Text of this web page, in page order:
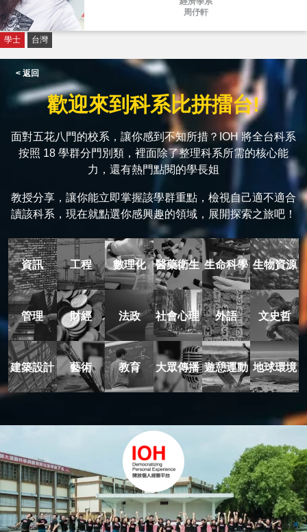
周伃軒
學士 台灣
< 返回
歡迎來到科系比拼擂台!
面對五花八門的校系，讓你感到不知所措？IOH 將全台科系
按照 18 學群分門別類，裡面除了整理科系所需的核心能
力，還有熱門點閱的學長姐
教授分享，讓你能立即掌握該學群重點，檢視自己適不適合
讀該科系，現在就點選你感興趣的領域，展開探索之旅吧！
資訊 工程 數理化 醫藥衛生 生命科學 生物資源
管理 財經 法政 社會心理 外語 文史哲
建築設計 藝術 教育 大眾傳播 遊憩運動 地球環境